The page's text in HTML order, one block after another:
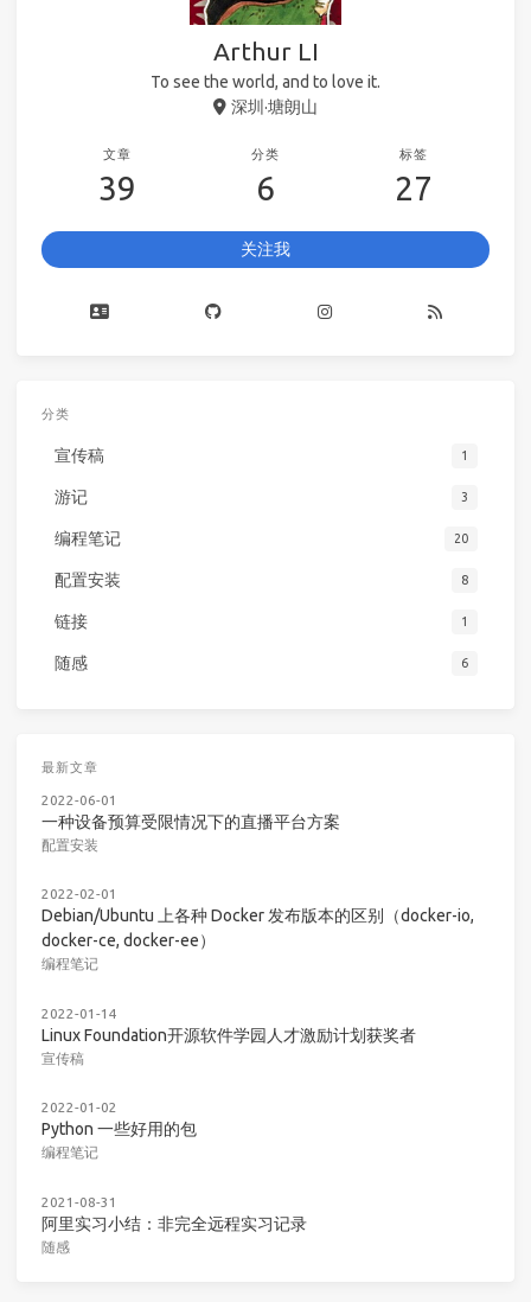
Arthur LI
To see the world, and to love it.
深圳·塘朗山
文章
39
分类
6
标签
27
关注我
分类
宣传稿 1
游记 3
编程笔记 20
配置安装 8
链接 1
随感 6
最新文章
2022-06-01
一种设备预算受限情况下的直播平台方案
配置安装
2022-02-01
Debian/Ubuntu 上各种 Docker 发布版本的区别（docker-io,
docker-ce, docker-ee）
编程笔记
2022-01-14
Linux Foundation开源软件学园人才激励计划获奖者
宣传稿
2022-01-02
Python 一些好用的包
编程笔记
2021-08-31
阿里实习小结：非完全远程实习记录
随感